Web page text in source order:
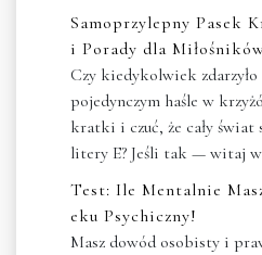
Samoprzylepny Pasek
i Porady dla
Czy kiedykolwiek
pojedynczym haśle w
kratki i czuć, że cały świat
litery E? Jeśli tak — witaj
Test: Ile Mentalnie
eku Psychiczny!
Masz dowód osobisty i